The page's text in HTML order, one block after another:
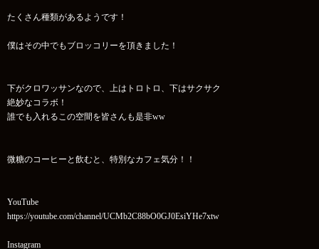
たくさん種類があるようです！
僕はその中でもブロッコリーを頂きました！
下がクロワッサンなので、上はトロトロ、下はサクサク
絶妙なコラボ！
誰でも入れるこの空間を皆さんも是非ww
微糖のコーヒーと飲むと、特別なカフェ気分！！
YouTube
https://youtube.com/channel/UCMb2C88bO0GJ0EsiYHe7xtw
Instagram